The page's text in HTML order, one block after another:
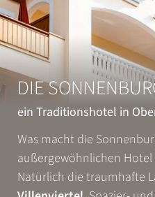
Gartenlandschaft.
In der Stadt – und doch
Entdecken Sie einen Ort
Gastfreundschaftund
Die Sonnenburg ist Ihr Ort.
Herzlich willkommen.
Ihre Familie Wieser
DIE
ein Traditionshotel in
Was macht die
außergewöhnlichen
Natürlich die traumhafte